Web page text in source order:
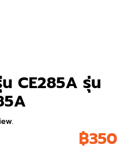
CE285A รุ่น
฿350